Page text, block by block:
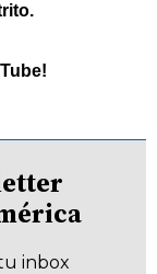
inbox